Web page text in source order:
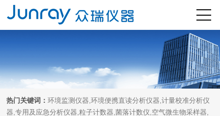
热门关键词：环境监测仪器,环境便携直读分析仪器,计量校准分析仪
器,专用及应急分析仪器,粒子计数器,菌落计数仪,空气微生物采样器,